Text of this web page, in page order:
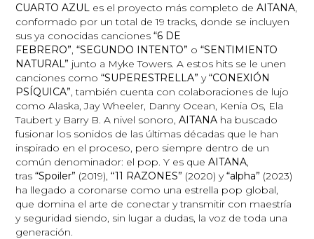
CUARTO AZUL
es el proyecto más completo de AITANA
conformado por un total de 19 tracks, donde se incluyen
sus ya conocidas canciones “6 DE
FEBRERO” ,“SEGUNDO INTENTO” o“SENTIMIENTO
NATURAL” junto a Myke Towers. A estos hits se le unen
canciones como“SUPERESTRELLA” y“CONEXIÓN
PSÍQUICA” , también cuenta con colaboraciones de lujo
como Alaska, Jay Wheeler, Danny Ocean, Kenia Os, Ela
Taubert y Barry B. A nivel sonoro,AITANA ha buscado
fusionar los sonidos de las últimas décadas que le han
inspirado en el proceso, pero siempre dentro de un
común denominador: el pop. Y es queAITANA
tras“Spoiler” (2019),“11 RAZONES” (2020) y“alpha” (2023)
ha llegado a coronarse como una estrella pop global,
que domina el arte de conectar y transmitir con maestría
y seguridad siendo, sin lugar a dudas, la voz de toda una
generación.